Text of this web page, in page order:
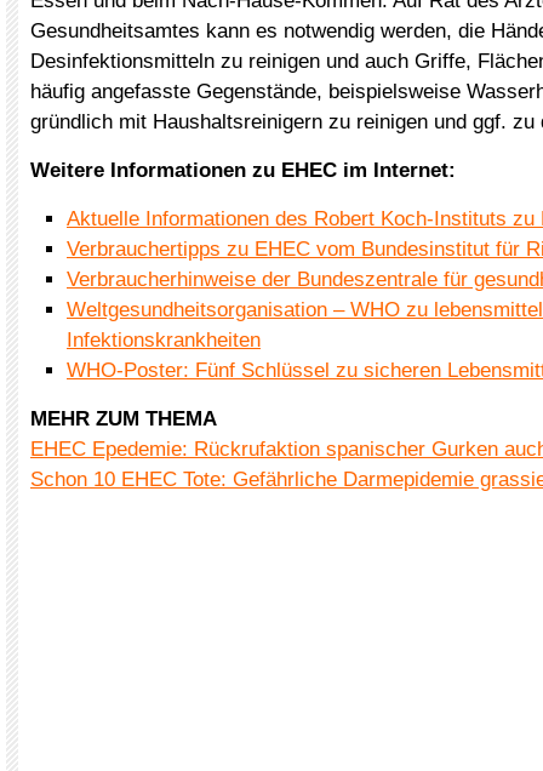
Gesundheitsamtes kann es notwendig werden, die
Desinfektionsmitteln zu reinigen und auch Griffe,
häufig angefasste Gegenstände, beispielsweise
gründlich mit Haushaltsreinigern zu reinigen und ggf. zu
Weitere Informationen zu EHEC im Internet:
Aktuelle Informationen des Robert Koch-Instituts zu
Verbrauchertipps zu EHEC vom Bundesinstitut für
Verbraucherhinweise der Bundeszentrale für
Weltgesundheitsorganisation – WHO zu
Infektionskrankheiten
WHO-Poster: Fünf Schlüssel zu sicheren
MEHR ZUM THEMA
EHEC Epedemie: Rückrufaktion spanischer Gurken
Schon 10 EHEC Tote: Gefährliche Darmepidemie